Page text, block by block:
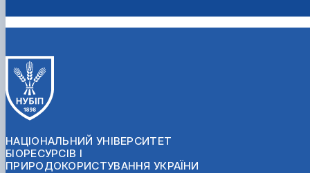
НАЦІОНАЛЬНИЙ УНІВЕРСИТЕТ
БІОРЕСУРСІВ І
ПРИРОДОКОРИСТУВАННЯ УКРАЇНИ